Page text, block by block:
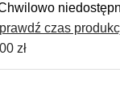
czas
zł